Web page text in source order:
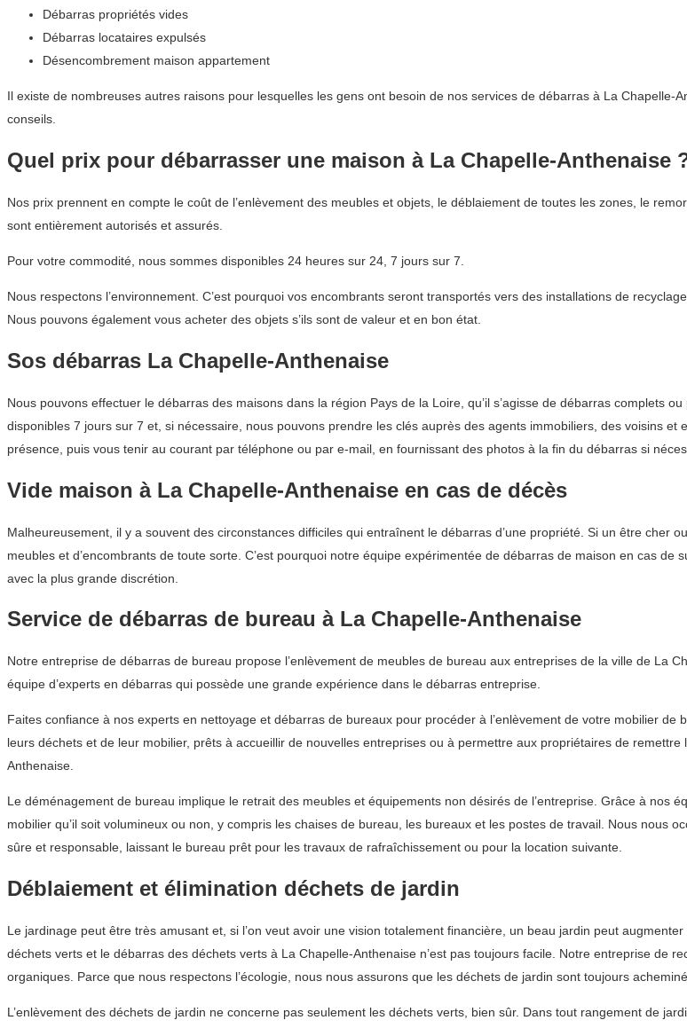
Débarras propriétés vides
Débarras locataires expulsés
Désencombrement maison appartement
Il existe de nombreuses autres raisons pour lesquelles les gens ont besoin de nos services de débarras à La Chapelle-
conseils.
Quel prix pour débarrasser une maison à La Chapelle-Anthenaise
Nos prix prennent en compte le coût de l’enlèvement des meubles et objets, le déblaiement de toutes les zones, le
sont entièrement autorisés et assurés.
Pour votre commodité, nous sommes disponibles 24 heures sur 24, 7 jours sur 7.
Nous respectons l’environnement. C’est pourquoi vos encombrants seront transportés vers des installations de
Nous pouvons également vous acheter des objets s’ils sont de valeur et en bon état.
Sos débarras La Chapelle-Anthenaise
Nous pouvons effectuer le débarras des maisons dans la région Pays de la Loire, qu’il s’agisse de débarras complets
disponibles 7 jours sur 7 et, si nécessaire, nous pouvons prendre les clés auprès des agents immobiliers, des voisins
présence, puis vous tenir au courant par téléphone ou par e-mail, en fournissant des photos à la fin du débarras si
Vide maison à La Chapelle-Anthenaise en cas de décès
Malheureusement, il y a souvent des circonstances difficiles qui entraînent le débarras d’une propriété. Si un être cher
meubles et d’encombrants de toute sorte. C’est pourquoi notre équipe expérimentée de débarras de maison en cas
avec la plus grande discrétion.
Service de débarras de bureau à La Chapelle-Anthenaise
Notre entreprise de débarras de bureau propose l’enlèvement de meubles de bureau aux entreprises de la ville de La
équipe d’experts en débarras qui possède une grande expérience dans le débarras entreprise.
Faites confiance à nos experts en nettoyage et débarras de bureaux pour procéder à l’enlèvement de votre mobilier
leurs déchets et de leur mobilier, prêts à accueillir de nouvelles entreprises ou à permettre aux propriétaires de
Anthenaise.
Le déménagement de bureau implique le retrait des meubles et équipements non désirés de l’entreprise. Grâce à nos
mobilier qu’il soit volumineux ou non, y compris les chaises de bureau, les bureaux et les postes de travail. Nous nous
sûre et responsable, laissant le bureau prêt pour les travaux de rafraîchissement ou pour la location suivante.
Déblaiement et élimination déchets de jardin
Le jardinage peut être très amusant et, si l’on veut avoir une vision totalement financière, un beau jardin peut
déchets verts et le débarras des déchets verts à La Chapelle-Anthenaise n’est pas toujours facile. Notre entreprise de
organiques. Parce que nous respectons l’écologie, nous nous assurons que les déchets de jardin sont toujours
L’enlèvement des déchets de jardin ne concerne pas seulement les déchets verts, bien sûr. Dans tout rangement de